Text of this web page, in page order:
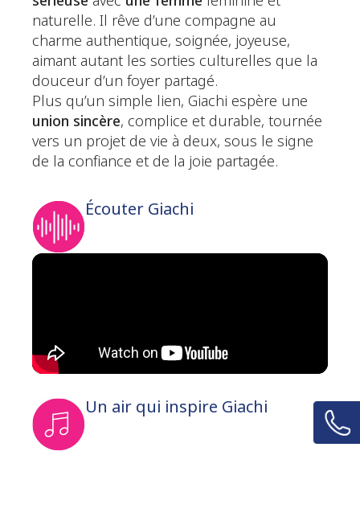
naturelle. Il rêve d’une compagne au
charme authentique, soignée, joyeuse,
aimant autant les sorties culturelles que la
douceur d’un foyer partagé.
Plus qu’un simple lien, Giachi espère une
union sincère, complice et durable, tournée
vers un projet de vie à deux, sous le signe
de la confiance et de la joie partagée.
Écouter Giachi
Un air qui inspire Giachi